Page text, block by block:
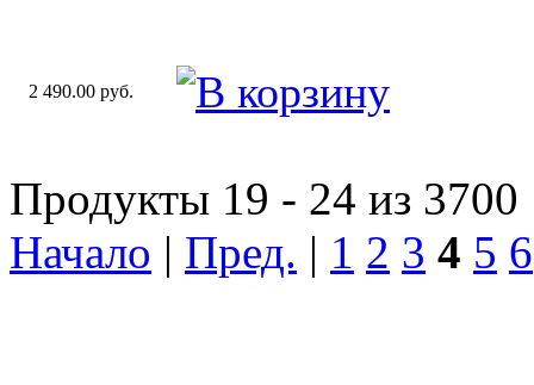
2 490.00 руб.
Продукты 19 - 24 из 3700
Начало | Пред. | 1 2 3 4 5 6